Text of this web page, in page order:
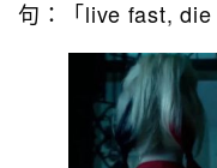
句：「live fast, die